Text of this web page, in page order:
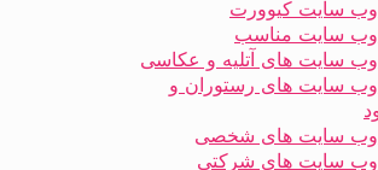
سایت کیوورت
سایت مناسب
سایت های آتلیه و عکاسی
سایت های رستوران و
سایت های شخصی
سایت های شرکتی